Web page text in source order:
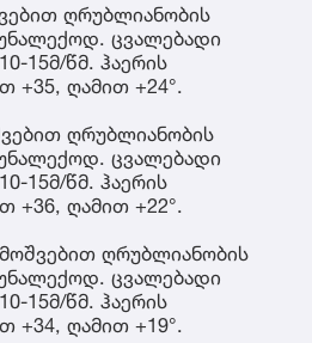
ღრუბლიანობის
ცვალებადი
15მ/წმ. ჰაერის
+35, ღამით +24°.
ღრუბლიანობის
ცვალებადი
15მ/წმ. ჰაერის
+36, ღამით +22°.
ღრუბლიანობის
ცვალებადი
15მ/წმ. ჰაერის
+34, ღამით +19°.